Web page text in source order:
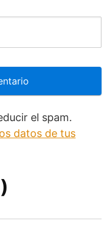
el spam.
datos de tus